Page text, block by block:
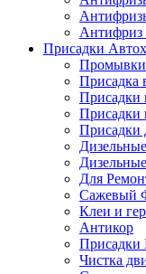
Антифриз
Присадки
Промывки
Присадка
Присадки
Присадки
Присадки
Для
Сажевый
Клеи и
Антикор
Присадки
Чистка